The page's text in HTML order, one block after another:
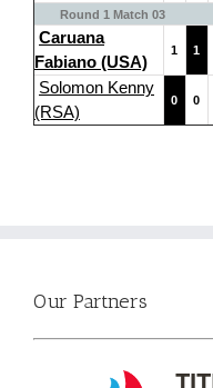
Round 1 Match 03
Caruana
Fabiano (USA)
1 1
Solomon Kenny
(RSA)
0 0
Our Partners